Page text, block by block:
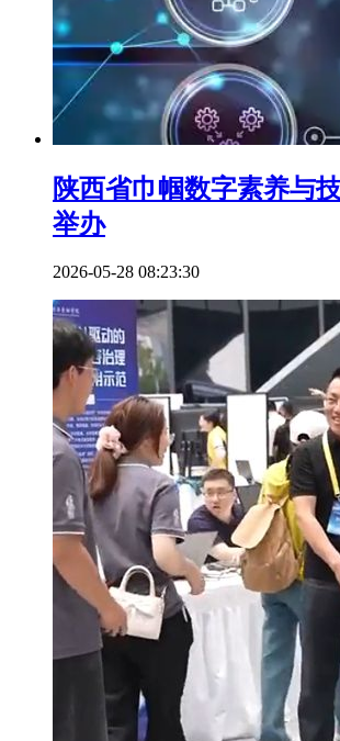
陕西省巾帼数字素养与
举办
2026-05-28 08:23:30